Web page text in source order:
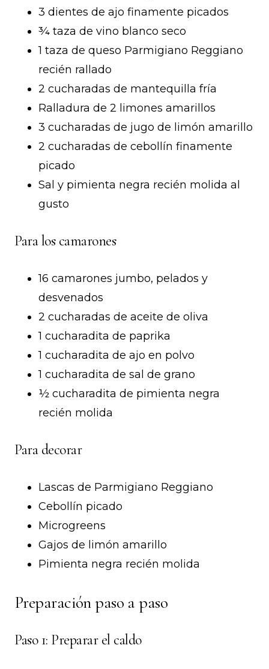
3 dientes de ajo finamente picados
¾ taza de vino blanco seco
1 taza de queso Parmigiano Reggiano
recién rallado
2 cucharadas de mantequilla fría
Ralladura de 2 limones amarillos
3 cucharadas de jugo de limón amarillo
2 cucharadas de cebollín finamente
picado
Sal y pimienta negra recién molida al
gusto
Para los camarones
16 camarones jumbo, pelados y
desvenados
2 cucharadas de aceite de oliva
1 cucharadita de paprika
1 cucharadita de ajo en polvo
1 cucharadita de sal de grano
½ cucharadita de pimienta negra
recién molida
Para decorar
Lascas de Parmigiano Reggiano
Cebollín picado
Microgreens
Gajos de limón amarillo
Pimienta negra recién molida
Preparación paso a paso
Paso 1: Preparar el caldo